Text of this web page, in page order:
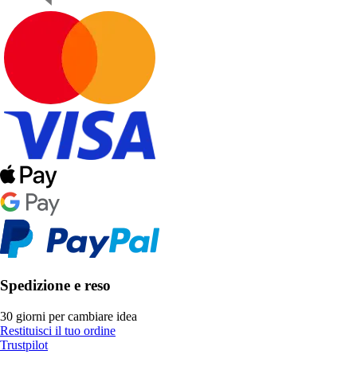
Spedizione e reso
30 giorni per cambiare idea
Restituisci il tuo ordine
Trustpilot